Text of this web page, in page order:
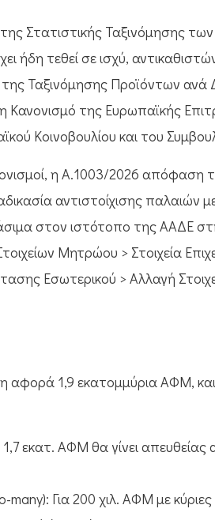
Στατιστικής Ταξινόμησης
ήδη τεθεί σε ισχύ,
Ταξινόμησης Προϊόντων ανά
Κανονισμό της Ευρωπαϊκής
Κοινοβουλίου και του
η Α.1003/2026 απόφαση
αντιστοίχισης παλαιών
στον ιστότοπο της ΑΑΔΕ
Μητρώου > Στοιχεία
Εσωτερικού > Αλλαγή
αφορά 1,9 εκατομμύρια ΑΦΜ,
εκατ. ΑΦΜ θα γίνει απευθείας
Για 200 χιλ. ΑΦΜ με